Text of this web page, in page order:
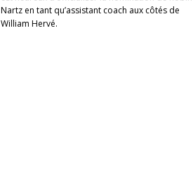
Nartz en tant qu’assistant coach aux côtés de
William Hervé.